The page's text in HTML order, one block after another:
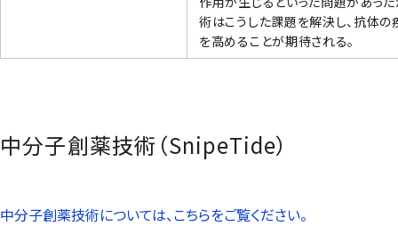
術はこうした課題を解決し、抗体
を高めることが期待される。
中分子創薬技術（SnipeTide）
中分子創薬技術については、こちらをご覧ください。